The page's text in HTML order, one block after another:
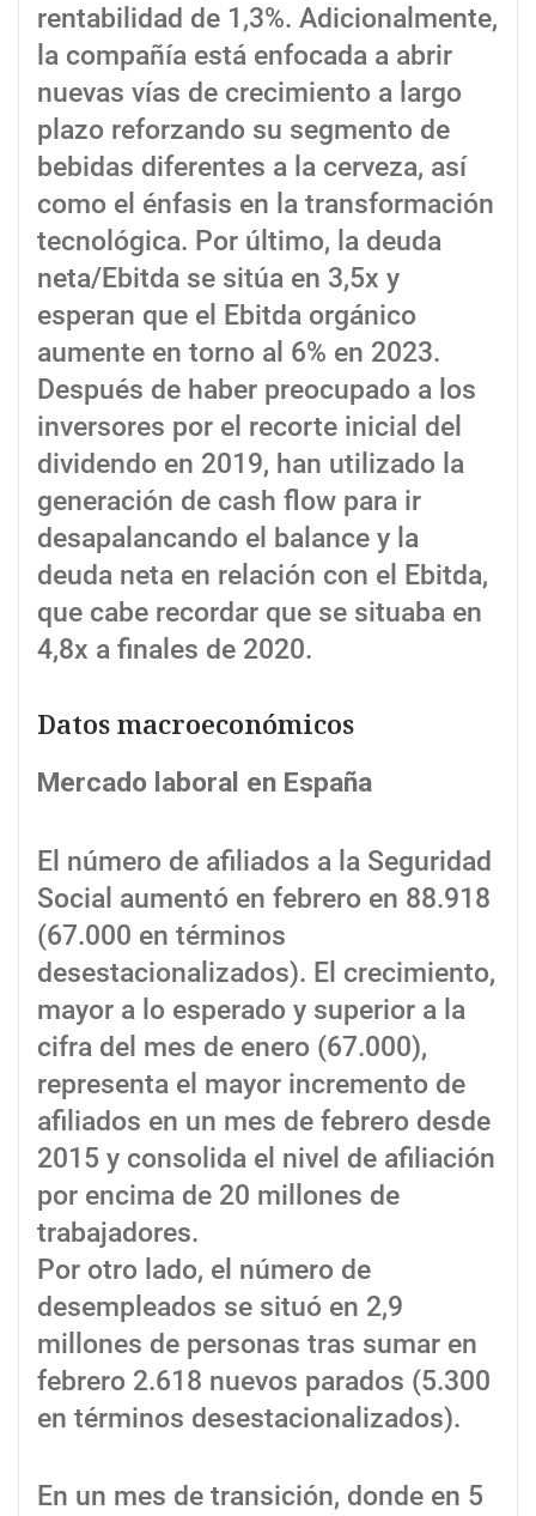
rentabilidad de 1,3%. Adicionalmente,
la compañía está enfocada a abrir
nuevas vías de crecimiento a largo
plazo reforzando su segmento de
bebidas diferentes a la cerveza, así
como el énfasis en la transformación
tecnológica. Por último, la deuda
neta/Ebitda se sitúa en 3,5x y
esperan que el Ebitda orgánico
aumente en torno al 6% en 2023.
Después de haber preocupado a los
inversores por el recorte inicial del
dividendo en 2019, han utilizado la
generación de cash flow para ir
desapalancando el balance y la
deuda neta en relación con el Ebitda,
que cabe recordar que se situaba en
4,8x a finales de 2020.
Datos macroeconómicos
Mercado laboral en España
El número de afiliados a la Seguridad
Social aumentó en febrero en 88.918
(67.000 en términos
desestacionalizados). El crecimiento,
mayor a lo esperado y superior a la
cifra del mes de enero (67.000),
representa el mayor incremento de
afiliados en un mes de febrero desde
2015 y consolida el nivel de afiliación
por encima de 20 millones de
trabajadores.
Por otro lado, el número de
desempleados se situó en 2,9
millones de personas tras sumar en
febrero 2.618 nuevos parados (5.300
en términos desestacionalizados).
En un mes de transición, donde en 5